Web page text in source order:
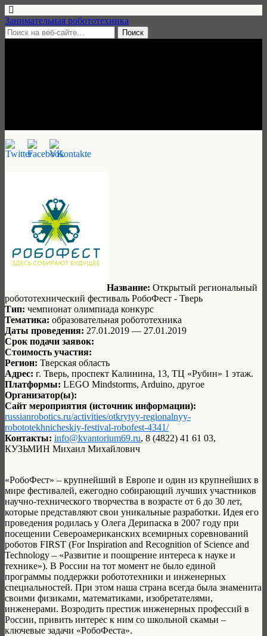
Занимательная робототехника
Название: Открытый региональный
робототехнический фестиваль РобоФест - Тверь
Тип: чемпионат олимпиада конкурс
Тематика: образовательная робототехника
Даты проведения: 27.01.2019 — 27.01.2019
Срок подачи заявок:
Стоимость участия:
Регион: Тверская область
Адрес: г. Тверь, проспект Калинина, 13, ТЦ «Рубин» 1 этаж.
Платформы: LEGO Mindstorms, Arduino, другое
Организатор(ы):
Сайт мероприятия (источник информации):
russianrobotics.ru/activities/otkrytyy-regionalnyy-
robototekhnicheskiy-festival-robofest-4341/
Контакты: info@kvantorium69.ru, 8 (4822) 41 61 03,
КУЗЬМИН Михаил Михайлович
«РобоФест» – крупнейший в Европе и один из крупнейших в
мире фестивалей, ежегодно собирающий лучших участников
научно-технического творчества в возрасте от 6 до 30 лет,
которые представляют свои уникальные разработки. Идея его
проведения родилась у Олега Дерипаска в 2007 году при
посещении Североамериканских всемирных соревнований
роботов FIRST (For Inspiration and Recognition of Science and
Technology – «Развитие и поощрение интереса к науке и
технике»). В России на тот момент не было единой
программы поддержки робототехники и инженерных
специальностей. При этом наша страна всегда была знаменита
своими физиками, математиками, изобретателями,
инженерами. Возродить престиж инженерных профессий в
России, привить интерес к ним со школьной скамьи –
ключевые задачи «РобоФеста».